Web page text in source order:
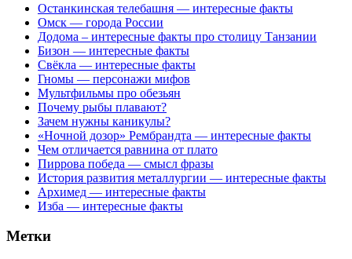
Останкинская телебашня — интересные факты
Омск — города России
Додома – интересные факты про столицу Танзании
Бизон — интересные факты
Свёкла — интересные факты
Гномы — персонажи мифов
Мультфильмы про обезьян
Почему рыбы плавают?
Зачем нужны каникулы?
«Ночной дозор» Рембрандта — интересные факты
Чем отличается равнина от плато
Пиррова победа — смысл фразы
История развития металлургии — интересные факты
Архимед — интересные факты
Изба — интересные факты
Метки